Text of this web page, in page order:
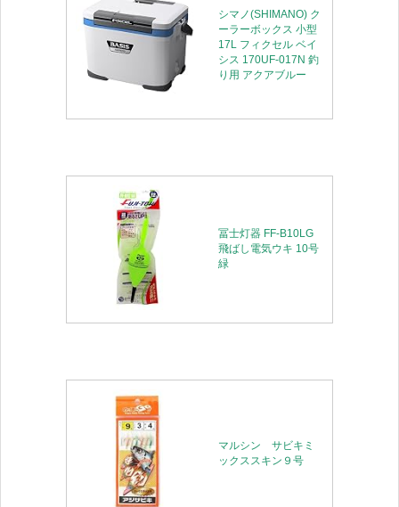
シマノ(SHIMANO) ク
ーラーボックス 小型
17L フィクセル ベイ
シス 170UF-017N 釣
り用 アクアブルー
冨士灯器 FF-B10LG
飛ばし電気ウキ 10号
緑
マルシン サビキミ
ックススキン９号